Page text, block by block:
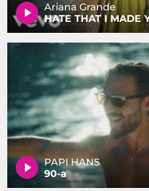
Ariana Grande
HATE THAT I MADE
PAPI HANS
90-a